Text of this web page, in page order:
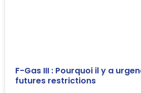
F-Gas III : Pourquoi il y a
futures restrictions